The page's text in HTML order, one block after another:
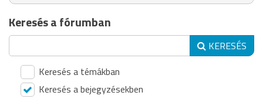
Keresés a fórumban
KERESÉS
Keresés a témákban
Keresés a bejegyzésekben